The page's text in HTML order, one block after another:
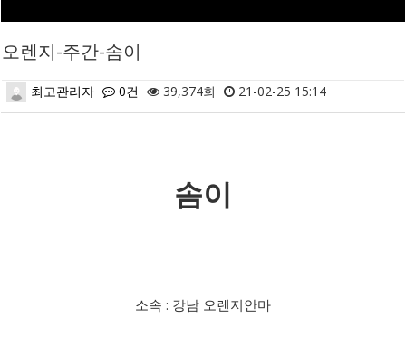
오렌지-주간-솜이
최고관리자 0건 39,374회 21-02-25 15:14
솜이
소속 : 강남 오렌지안마